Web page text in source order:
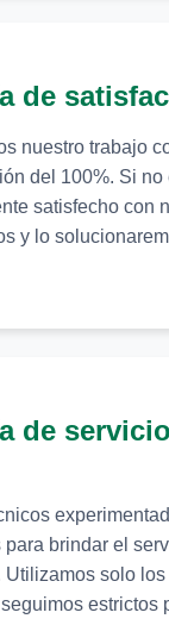
de
nuestro trabajo
del 100%. Si no
satisfecho con
y lo
de
para brindar el
Utilizamos solo
estrictos